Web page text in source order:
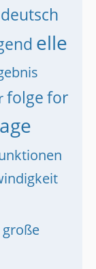
deutsch
elle
folgefor
große